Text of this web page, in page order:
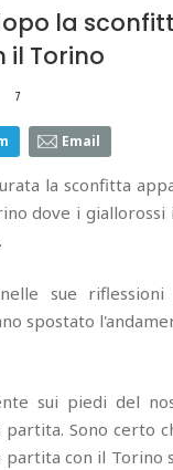
la
Torino
7
Email
la sconfitta
dove i
sue
spostato
sui piedi del
Sono certo
con il Torino